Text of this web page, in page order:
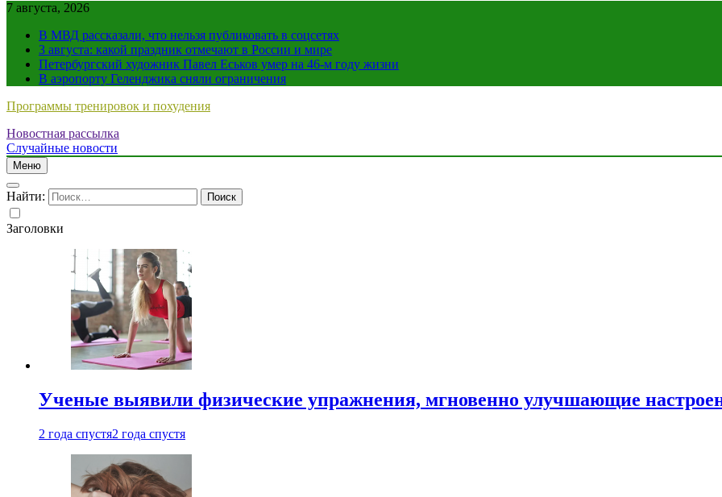
7 августа, 2026
В МВД рассказали, что нельзя публиковать в соцсетях
3 августа: какой праздник отмечают в России и мире
Петербургский художник Павел Еськов умер на 46-м году жизни
В аэропорту Геленджика сняли ограничения
Программы тренировок и похудения
Новостная рассылка
Случайные новости
Меню
Найти:
Заголовки
Ученые выявили физические упражнения, мгновенно улучшающие
2 года спустя2 года спустя